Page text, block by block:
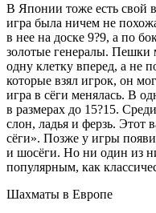
В Японии тоже есть свой
игра была ничем не
в нее на доске 9?9, а по
золотые генералы. Пешки
одну клетку вперед, а не
которые взял игрок, он
игра в сёги менялась. В
в размерах до 15?15.
слон, ладья и ферзь. Этот
сёги». Позже у игры
и шосёги. Но ни один из
популярным, как
Шахматы в Европе